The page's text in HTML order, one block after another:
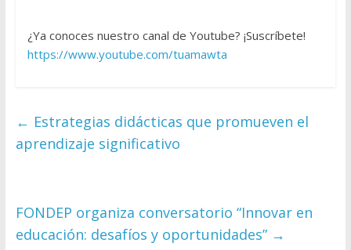
¿Ya conoces nuestro canal de Youtube? ¡Suscríbete!
https://www.youtube.com/tuamawta
← Estrategias didácticas que promueven el
aprendizaje significativo
FONDEP organiza conversatorio “Innovar en
educación: desafíos y oportunidades” →